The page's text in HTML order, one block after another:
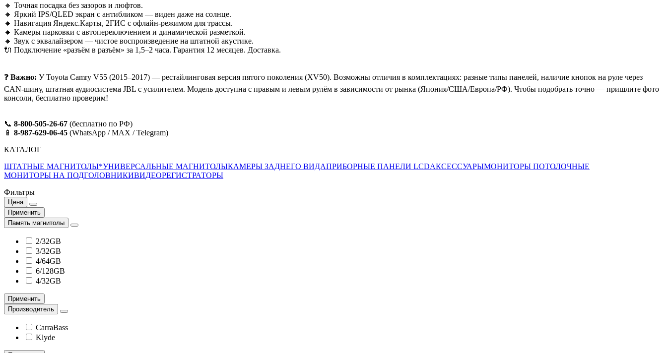
🔸 Точная посадка без зазоров и люфтов.
🔸 Яркий IPS/QLED экран с антибликом — виден даже на солнце.
🔸 Навигация Яндекс.Карты, 2ГИС с офлайн-режимом для трассы.
🔸 Камеры парковки с автопереключением и динамической разметкой.
🔸 Звук с эквалайзером — чистое воспроизведение на штатной акустике.
🔌 Подключение «разъём в разъём» за 1,5–2 часа. Гарантия 12 месяцев. Доставка.
❓ Важно: У Toyota Camry V55 (2015–2017) — рестайлинговая версия пятого поколения (XV50). Возможны отличия в комплектациях: разные типы панелей, наличие кнопок на руле через
CAN-шину, штатная аудиосистема JBL с усилителем. Модель доступна с правым и левым рулём в зависимости от рынка (Япония/США/Европа/РФ). Чтобы подобрать точно — пришлите фото
консоли, бесплатно проверим!
📞 8-800-505-26-67 (бесплатно по РФ)
📱 8-987-629-06-45 (WhatsApp / MAX / Telegram)
КАТАЛОГ
ШТАТНЫЕ МАГНИТОЛЫ*УНИВЕРСАЛЬНЫЕ МАГНИТОЛЫКАМЕРЫ ЗАДНЕГО ВИДАПРИБОРНЫЕ ПАНЕЛИ LCDАКСЕССУАРЫМОНИТОРЫ ПОТОЛОЧНЫЕ
МОНИТОРЫ НА ПОДГОЛОВНИКИВИДЕОРЕГИСТРАТОРЫ
Фильтры
Цена
Применить
Память магнитолы
2/32GB
3/32GB
4/64GB
6/128GB
4/32GB
Применить
Производитель
CarraBass
Klyde